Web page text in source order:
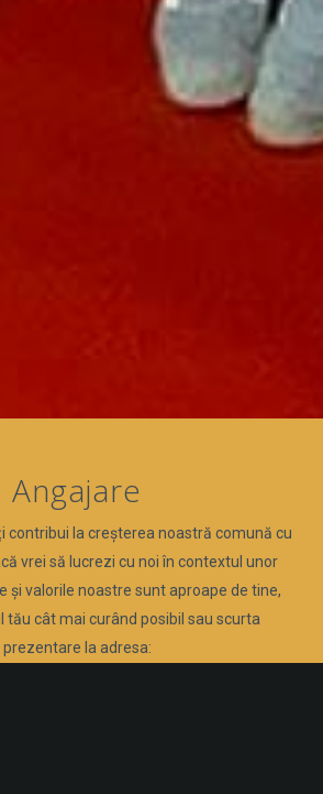
Angajare
contribui la creșterea noastră comună cu
vrei să lucrezi cu noi în contextul unor
și valorile noastre sunt aproape de tine,
tău cât mai curând posibil sau scurta
prezentare la adresa: